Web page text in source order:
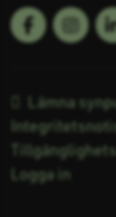
Följ oss på:
Facebook
Lämna
Logga in